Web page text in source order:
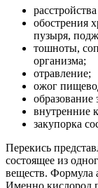
обострения
пузыря,
тошноты,
организма;
отравление;
ожог
образование
внутренние
закупорка
Перекись
состоящее из
веществ. Формула
Именно кислород